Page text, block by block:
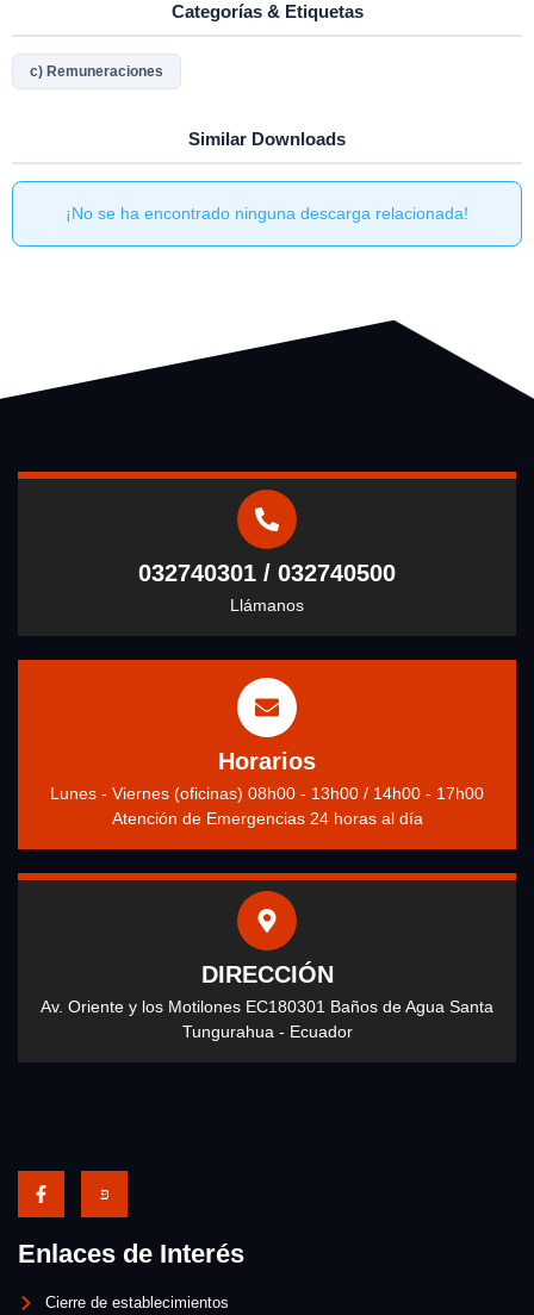
Categorías & Etiquetas
c) Remuneraciones
Similar Downloads
¡No se ha encontrado ninguna descarga relacionada!
032740301 / 032740500
Llámanos
Horarios
Lunes - Viernes (oficinas) 08h00 - 13h00 / 14h00 - 17h00
Atención de Emergencias 24 horas al día
DIRECCIÓN
Av. Oriente y los Motilones EC180301 Baños de Agua Santa
Tungurahua - Ecuador
Enlaces de Interés
Cierre de establecimientos